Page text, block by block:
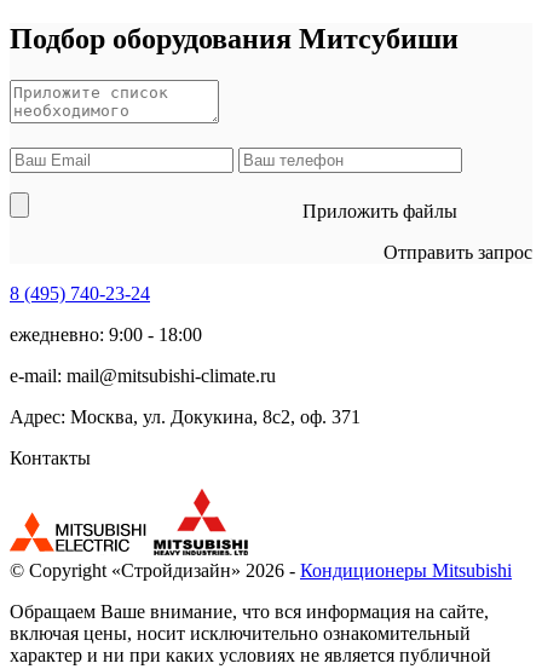
Подбор оборудования Митсубиши
Приложить файлы
Отправить запрос
8 (495) 740-23-24
ежедневно: 9:00 - 18:00
e-mail: mail@mitsubishi-climate.ru
Адрес: Москва, ул. Докукина, 8с2, оф. 371
Контакты
© Copyright «Стройдизайн» 2026 - Кондиционеры Mitsubishi
Обращаем Ваше внимание, что вся информация на сайте,
включая цены, носит исключительно ознакомительный
характер и ни при каких условиях не является публичной